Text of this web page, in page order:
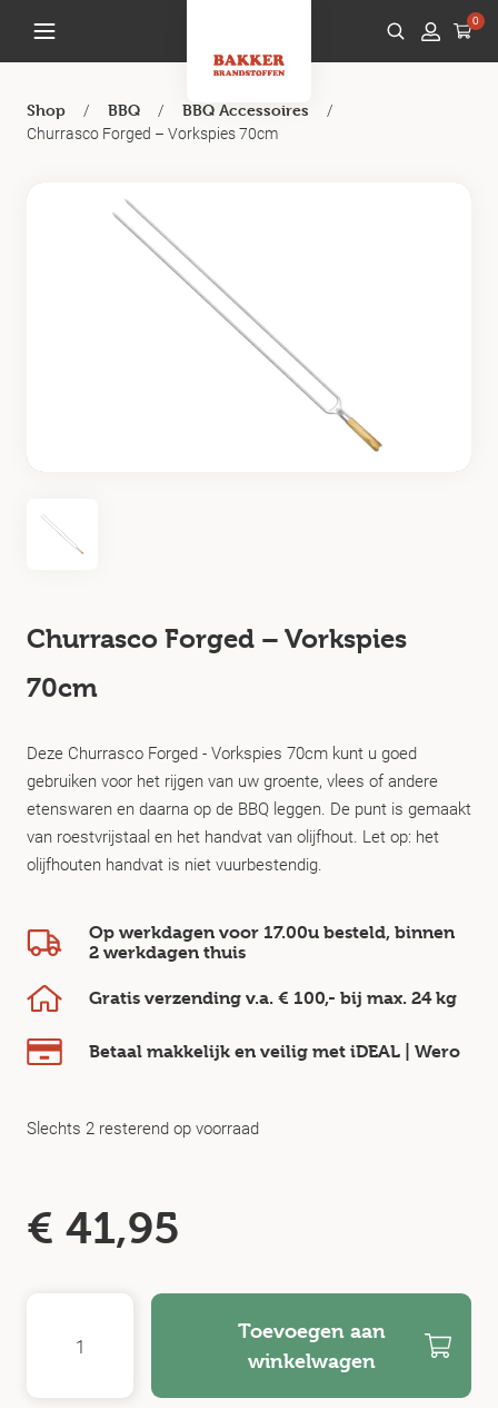
0
Shop / BBQ / BBQ Accessoires
/
Churrasco Forged – Vorkspies 70cm
Churrasco Forged – Vorkspies
70cm
Deze Churrasco Forged - Vorkspies 70cm kunt u goed
gebruiken voor het rijgen van uw groente, vlees of andere
etenswaren en daarna op de BBQ leggen. De punt is gemaakt
van roestvrijstaal en het handvat van olijfhout. Let op: het
olijfhouten handvat is niet vuurbestendig.
Op werkdagen voor 17.00u besteld, binnen
2 werkdagen thuis
Gratis verzending v.a. € 100,- bij max. 24 kg
Betaal makkelijk en veilig met iDEAL | Wero
Slechts 2 resterend op voorraad
€ 41,95
Toevoegen aan
winkelwagen